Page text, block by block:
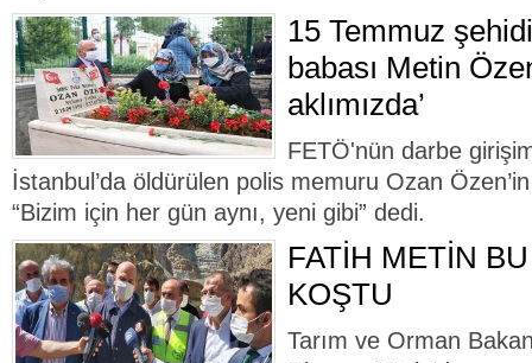
15 Temmuz
babası Metin
aklımızda’
FETÖ'nün darbe
İstanbul’da öldürülen polis memuru Ozan
“Bizim için her gün aynı, yeni gibi” dedi.
FATİH METİN
KOŞTU
Tarım ve Orman